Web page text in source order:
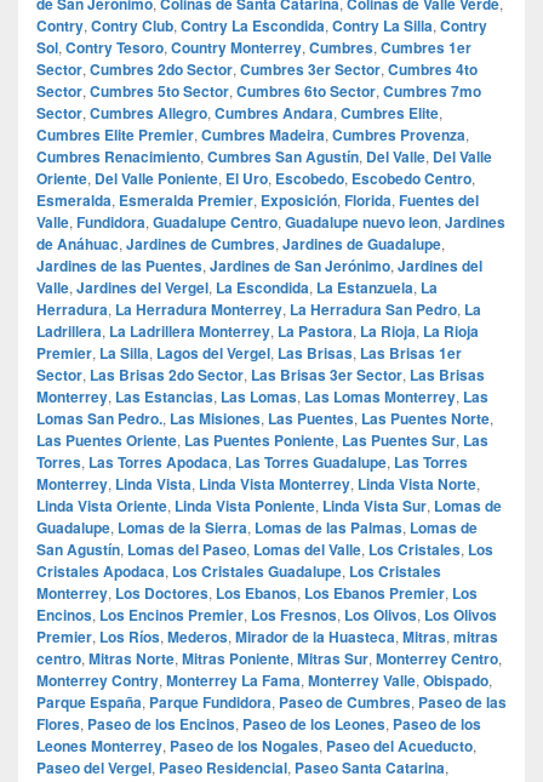
Contry, Contry Club, Contry La Escondida, Contry La Silla, Contry
Sol, Contry Tesoro, Country Monterrey, Cumbres, Cumbres 1er
Sector, Cumbres 2do Sector, Cumbres 3er Sector, Cumbres 4to
Sector, Cumbres 5to Sector, Cumbres 6to Sector, Cumbres 7mo
Sector, Cumbres Allegro, Cumbres Andara, Cumbres Elite,
Cumbres Elite Premier, Cumbres Madeira, Cumbres Provenza,
Cumbres Renacimiento, Cumbres San Agustín, Del Valle, Del Valle
Oriente, Del Valle Poniente, El Uro, Escobedo, Escobedo Centro,
Esmeralda, Esmeralda Premier, Exposición, Florida, Fuentes del
Valle, Fundidora, Guadalupe Centro, Guadalupe nuevo leon, Jardines
de Anáhuac, Jardines de Cumbres, Jardines de Guadalupe,
Jardines de las Puentes, Jardines de San Jerónimo, Jardines del
Valle, Jardines del Vergel, La Escondida, La Estanzuela, La
Herradura, La Herradura Monterrey, La Herradura San Pedro, La
Ladrillera, La Ladrillera Monterrey, La Pastora, La Rioja, La Rioja
Premier, La Silla, Lagos del Vergel, Las Brisas, Las Brisas 1er
Sector, Las Brisas 2do Sector, Las Brisas 3er Sector, Las Brisas
Monterrey, Las Estancias, Las Lomas, Las Lomas Monterrey, Las
Lomas San Pedro., Las Misiones, Las Puentes, Las Puentes Norte,
Las Puentes Oriente, Las Puentes Poniente, Las Puentes Sur, Las
Torres, Las Torres Apodaca, Las Torres Guadalupe, Las Torres
Monterrey, Linda Vista, Linda Vista Monterrey, Linda Vista Norte,
Linda Vista Oriente, Linda Vista Poniente, Linda Vista Sur, Lomas de
Guadalupe, Lomas de la Sierra, Lomas de las Palmas, Lomas de
San Agustín, Lomas del Paseo, Lomas del Valle, Los Cristales, Los
Cristales Apodaca, Los Cristales Guadalupe, Los Cristales
Monterrey, Los Doctores, Los Ebanos, Los Ebanos Premier, Los
Encinos, Los Encinos Premier, Los Fresnos, Los Olivos, Los Olivos
Premier, Los Ríos, Mederos, Mirador de la Huasteca, Mitras, mitras
centro, Mitras Norte, Mitras Poniente, Mitras Sur, Monterrey Centro,
Monterrey Contry, Monterrey La Fama, Monterrey Valle, Obispado,
Parque España, Parque Fundidora, Paseo de Cumbres, Paseo de las
Flores, Paseo de los Encinos, Paseo de los Leones, Paseo de los
Leones Monterrey, Paseo de los Nogales, Paseo del Acueducto,
Paseo del Vergel, Paseo Residencial, Paseo Santa Catarina,